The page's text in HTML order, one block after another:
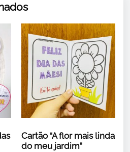
Cartão “A flor mais linda
do meu jardim”